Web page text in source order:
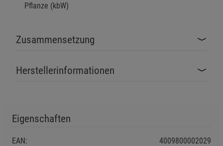
Pflanze (kbW)
Zusammensetzung
Herstellerinformationen
Eigenschaften
EAN:
4009800002029